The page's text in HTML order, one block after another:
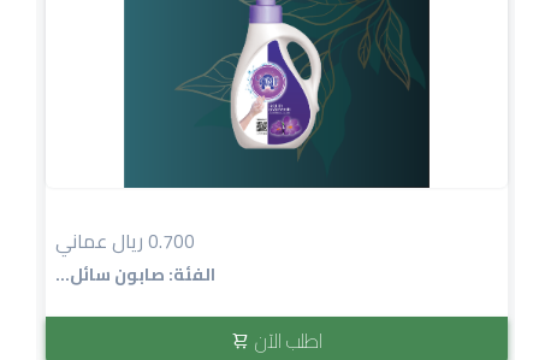
0.700 ريال عماني
الفئة: صابون سائل...
اطلب الآن